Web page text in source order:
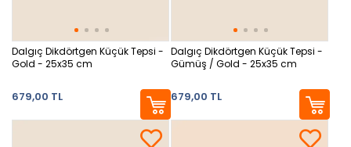
Dalgıç Dikdörtgen Küçük Tepsi -
Gold - 25x35 cm
679,00 TL
Dalgıç Dikdörtgen Küçük Tepsi -
Gümüş / Gold - 25x35 cm
679,00 TL